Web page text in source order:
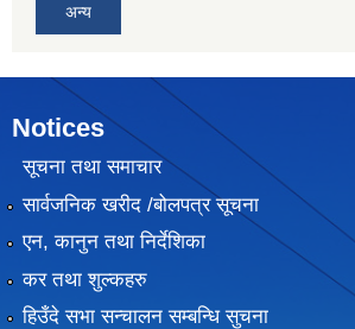
अन्य
Notices
सूचना तथा समाचार
सार्वजनिक खरीद /बोलपत्र सूचना
एन, कानुन तथा निर्देशिका
कर तथा शुल्कहरु
हिउँदे सभा सन्चालन सम्बन्धि सुचना